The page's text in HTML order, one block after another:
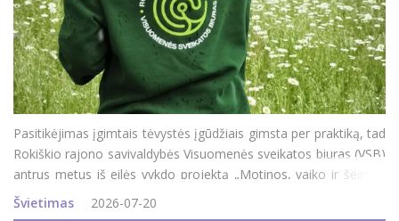
Pasitikėjimas įgimtais tėvystės įgūdžiais gimsta per praktiką, tad
Rokiškio rajono savivaldybės Visuomenės sveikatos biuras (VSB)
antrus metus iš eilės vykdo projektą „Motinos, vaiko ir šeimos
sveikatos stiprinimas“ ir rajono šeimas kviečia dalyvauti
programoj
Švietimas 2026-07-20